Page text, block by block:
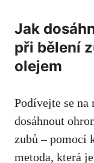
Jak
při bělení
olejem
Podívejte se na
dosáhnout
zubů – pomocí
metoda, která